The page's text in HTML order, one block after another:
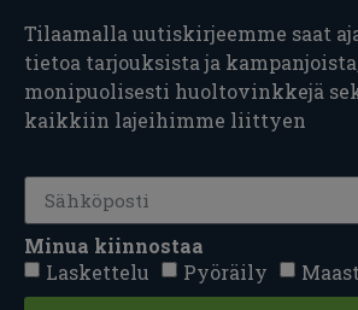
Tilaamalla uutiskirjeemme saat
tietoa tarjouksista ja
monipuolisesti huoltovinkkejä
kaikkiin lajeihimme liittyen
Minua kiinnostaa
Laskettelu
Pyöräily